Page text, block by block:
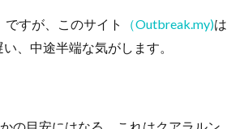
ですが、このサイト （Outbreak.my)は
、中途半端な気がします。